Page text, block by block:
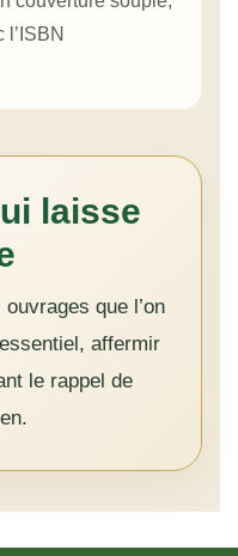
laisse
que l’on
affermir
le rappel de